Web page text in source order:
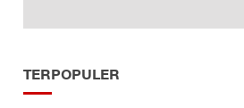
TERPOPULER